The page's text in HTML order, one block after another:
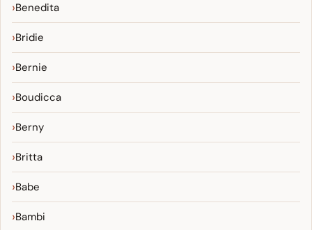
Benedita
Bridie
Bernie
Boudicca
Berny
Britta
Babe
Bambi